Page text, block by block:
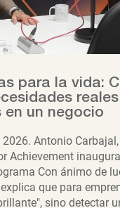
para la vida:
en un negocio
2026. Antonio
Achievement
Con ánimo de
que para
sino detectar